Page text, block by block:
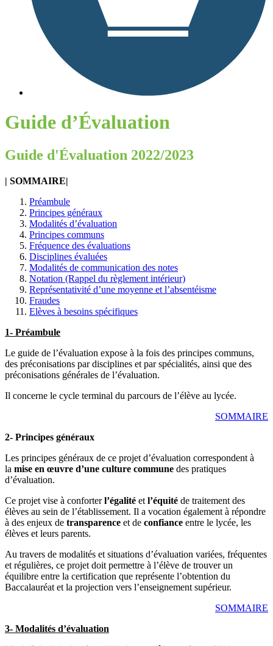
Guide d’Évaluation
Guide d'Évaluation 2022/2023
| SOMMAIRE|
Préambule
Principes généraux
Modalités d’évaluation
Principes communs
Fréquence des évaluations
Disciplines évaluées
Modalités de communication des notes
Notation (Rappel du règlement intérieur)
Représentativité d’une moyenne et l’absentéisme
Fraudes
Elèves à besoins spécifiques
1- Préambule
Le guide de l’évaluation expose à la fois des principes communs,
des préconisations par disciplines et par spécialités, ainsi que des
préconisations générales de l’évaluation.
Il concerne le cycle terminal du parcours de l’élève au lycée.
SOMMAIRE
2- Principes généraux
Les principes généraux de ce projet d’évaluation correspondent à
la mise en œuvre d’une culture commune des pratiques
d’évaluation.
Ce projet vise à conforterl’égalité et l’équité de traitement des
élèves au sein de l’établissement. Il a vocation également à répondre
à des enjeux de transparence et de confiance entre le lycée, les
élèves et leurs parents.
Au travers de modalités et situations d’évaluation variées, fréquentes
et régulières, ce projet doit permettre à l’élève de trouver un
équilibre entre la certification que représente l’obtention du
Baccalauréat et la projection vers l’enseignement supérieur.
SOMMAIRE
3- Modalités d’évaluation